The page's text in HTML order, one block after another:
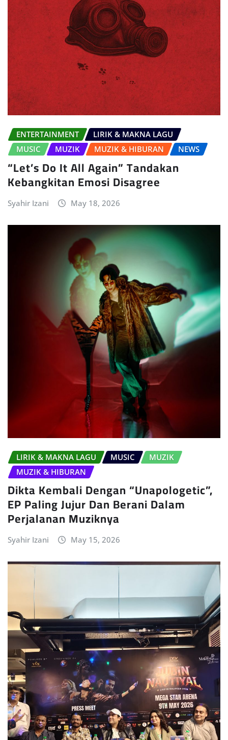
ENTERTAINMENT
LIRIK & MAKNA LAGU
MUSIC
MUZIK MUZIK & HIBURAN NEWS
“Let’s Do It All Again” Tandakan
Kebangkitan Emosi Disagree
Syahir Izani May 18, 2026
LIRIK & MAKNA LAGU MUSIC
MUZIK
MUZIK & HIBURAN
Dikta Kembali Dengan “Unapologetic”,
EP Paling Jujur Dan Berani Dalam
Perjalanan Muziknya
Syahir Izani May 15, 2026